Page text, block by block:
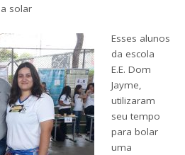
solar
Esses alunos
da escola
E.E. Dom
Jayme,
utilizaram
seu tempo
para bolar
uma